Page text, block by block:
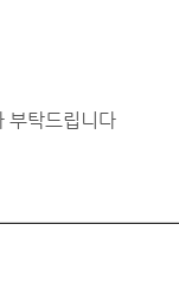
부탁드립니다